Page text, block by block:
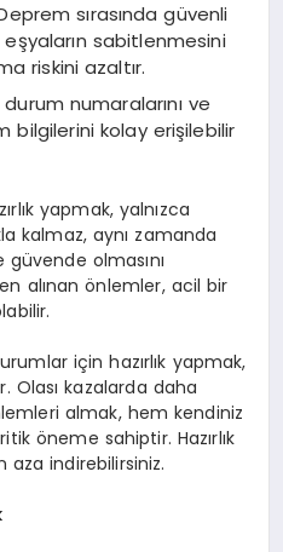
sırasında güvenli
sabitlenmesini
riskini azaltır.
durum numaralarını ve
bilgilerini kolay erişilebilir
yapmak, yalnızca
kalmaz, aynı zamanda
olmasını
alınan önlemler, acil bir
için hazırlık yapmak,
Olası kazalarda daha
almak, hem kendiniz
öneme sahiptir. Hazırlık
aza indirebilirsiniz.